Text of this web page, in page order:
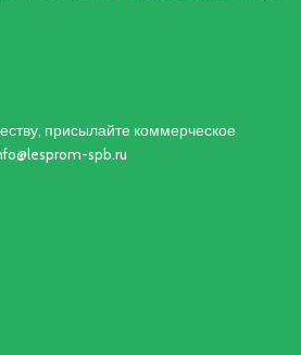
присылайте коммерческое
spb.ru